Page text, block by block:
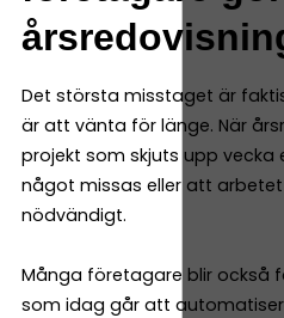
Det största misstaget är
är att vänta för länge. När
projekt som skjuts upp vecka
något missas eller att
nödvändigt.
Många företagare blir också
som idag går att